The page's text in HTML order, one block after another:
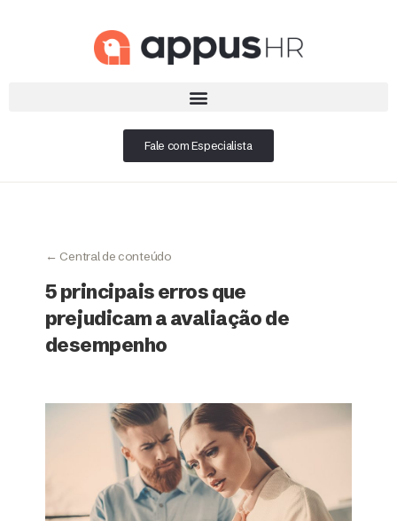
Fale com Especialista
← Central de conteúdo
5 principais erros que
prejudicam a avaliação de
desempenho